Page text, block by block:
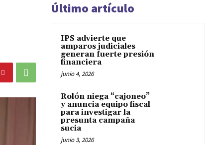
Último artículo
IPS advierte que
amparos judiciales
generan fuerte presión
financiera
junio 4, 2026
Rolón niega “cajoneo”
y anuncia equipo fiscal
para investigar la
presunta campaña
sucia
junio 3, 2026